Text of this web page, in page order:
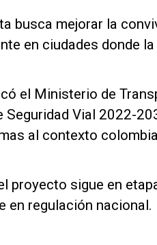
busca mejorar la
en ciudades donde
el Ministerio de
Seguridad Vial 2022-
al contexto
proyecto sigue en
en regulación nacional.